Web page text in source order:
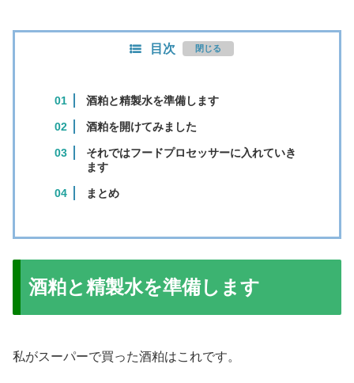
目次
酒粕と精製水を準備します
酒粕を開けてみました
それではフードプロセッサーに入れていき
ます
まとめ
酒粕と精製水を準備します
私がスーパーで買った酒粕はこれです。